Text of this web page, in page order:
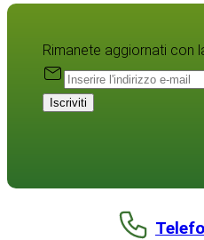
Rimanete aggiornati con
Iscriviti